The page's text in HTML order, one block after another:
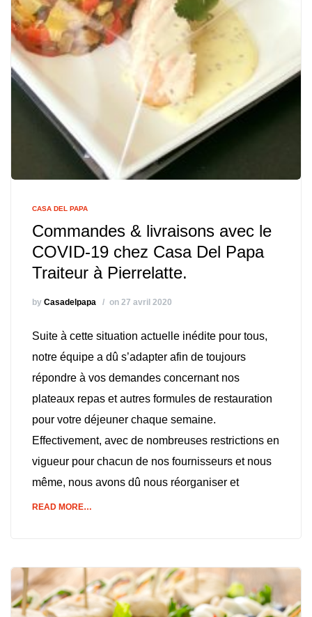
CASA DEL PAPA
Commandes & livraisons avec le
COVID-19 chez Casa Del Papa
Traiteur à Pierrelatte.
by Casadelpapa on 27 avril 2020
Suite à cette situation actuelle inédite pour tous,
notre équipe a dû s’adapter afin de toujours
répondre à vos demandes concernant nos
plateaux repas et autres formules de restauration
pour votre déjeuner chaque semaine.
Effectivement, avec de nombreuses restrictions en
vigueur pour chacun de nos fournisseurs et nous
même, nous avons dû nous réorganiser et
READ MORE…